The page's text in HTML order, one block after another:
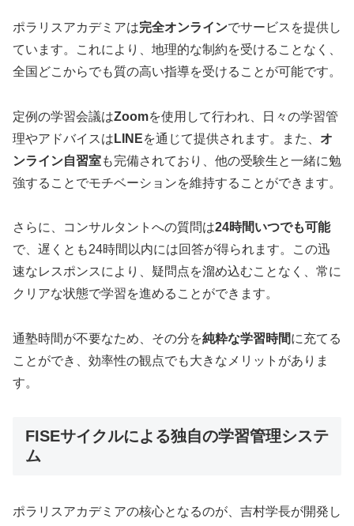
ポラリスアカデミアは完全オンラインでサービスを提供し
ています。これにより、地理的な制約を受けることなく、
全国どこからでも質の高い指導を受けることが可能です。
定例の学習会議はZoomを使用して行われ、日々の学習管
理やアドバイスは LINEを通じて提供されます。また、 オ
ンライン自習室も完備されており、他の受験生と一緒に勉
強することでモチベーションを維持することができます。
さらに、コンサルタントへの質問は24時間いつでも可能
で、遅くとも24時間以内には回答が得られます。この迅
速なレスポンスにより、疑問点を溜め込むことなく、常に
クリアな状態で学習を進めることができます。
通塾時間が不要なため、その分を純粋な学習時間に充てる
ことができ、効率性の観点でも大きなメリットがありま
す。
FISEサイクルによる独自の学習管理システ
ム
ポラリスアカデミアの核心となるのが、吉村学長が開発し